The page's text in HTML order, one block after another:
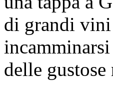
di grandi
delle